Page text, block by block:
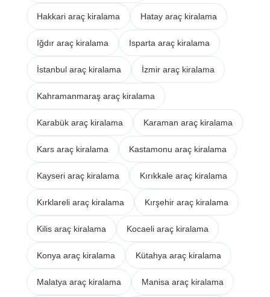
Hakkari araç kiralama Hatay araç kiralama
Iğdır araç kiralama Isparta araç kiralama
İstanbul araç kiralama İzmir araç kiralama
Kahramanmaraş araç kiralama
Karabük araç kiralama Karaman araç kiralama
Kars araç kiralama Kastamonu araç kiralama
Kayseri araç kiralama Kırıkkale araç kiralama
Kırklareli araç kiralama Kırşehir araç kiralama
Kilis araç kiralama Kocaeli araç kiralama
Konya araç kiralama Kütahya araç kiralama
Malatya araç kiralama Manisa araç kiralama